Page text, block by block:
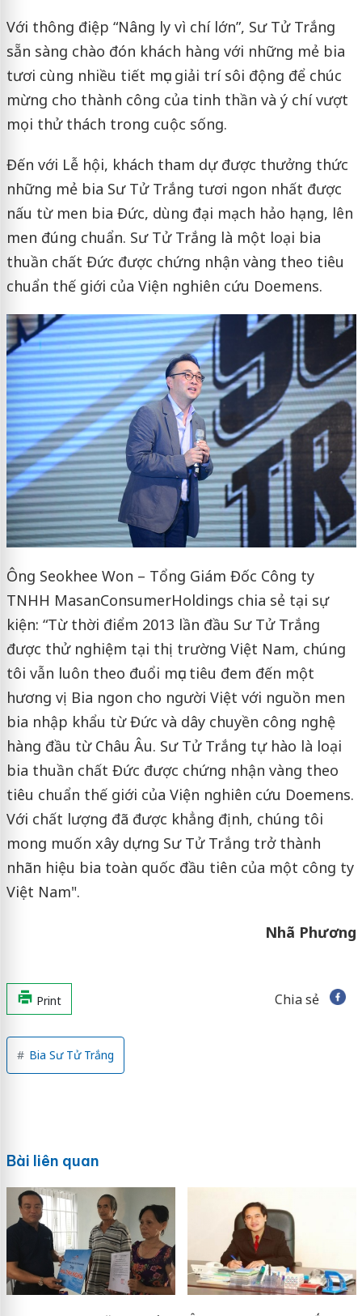
Với thông điệp “Nâng ly vì chí lớn”, Sư Tử Trắng
sẵn sàng chào đón khách hàng với những mẻ bia
tươi cùng nhiều tiết mục giải trí sôi động để chúc
mừng cho thành công của tinh thần và ý chí vượt
mọi thử thách trong cuộc sống.
Đến với Lễ hội, khách tham dự được thưởng thức
những mẻ bia Sư Tử Trắng tươi ngon nhất được
nấu từ men bia Đức, dùng đại mạch hảo hạng, lên
men đúng chuẩn. Sư Tử Trắng là một loại bia
thuần chất Đức được chứng nhận vàng theo tiêu
chuẩn thế giới của Viện nghiên cứu Doemens.
Ông Seokhee Won – Tổng Giám Đốc Công ty
TNHH MasanConsumerHoldings chia sẻ tại sự
kiện: “Từ thời điểm 2013 lần đầu Sư Tử Trắng
được thử nghiệm tại thị trường Việt Nam, chúng
tôi vẫn luôn theo đuổi mục tiêu đem đến một
hương vị Bia ngon cho người Việt với nguồn men
bia nhập khẩu từ Đức và dây chuyền công nghệ
hàng đầu từ Châu Âu. Sư Tử Trắng tự hào là loại
bia thuần chất Đức được chứng nhận vàng theo
tiêu chuẩn thế giới của Viện nghiên cứu Doemens.
Với chất lượng đã được khẳng định, chúng tôi
mong muốn xây dựng Sư Tử Trắng trở thành
nhãn hiệu bia toàn quốc đầu tiên của một công ty
Việt Nam".
Nhã Phương
Print Chia sẻ
Bia Sư Tử Trắng
Bài liên quan